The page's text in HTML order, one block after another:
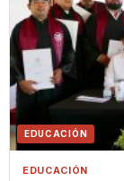
EDUCACIÓN
EDUCACIÓN